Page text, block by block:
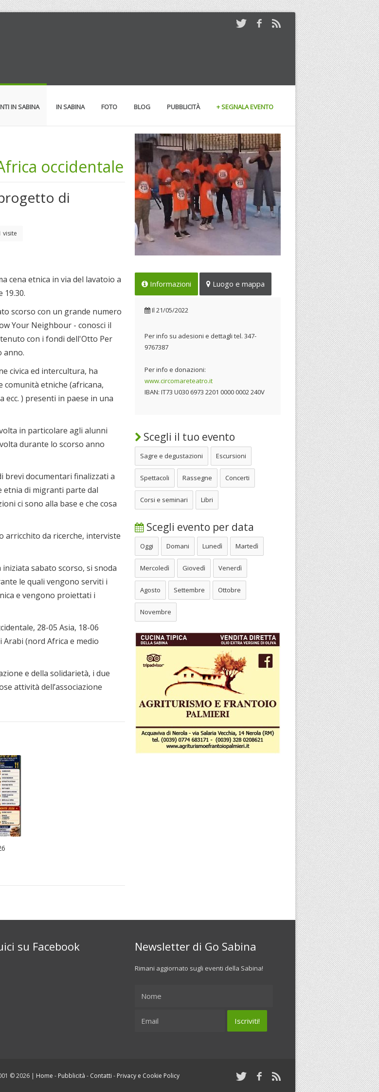
IN SABINA IN SABINA FOTO BLOG PUBBLICITÀ + SEGNALA EVENTO
occidentale
di
visite
Iniziata la seconda fase del
progetto di Circomare
Il 21/05/2022
cena etnica in via del lavatoio a
19.30.
scorso con un grande numero
Your Neighbour - conosci il
con i fondi dell'Otto Per
anno.
civica ed intercultura, ha
comunità etniche (africana,
ecc. ) presenti in paese in una
in particolare agli alunni
durante lo scorso anno
brevi documentari finalizzati a
etnia di migranti parte dal
ci sono alla base e che cosa
arricchito da ricerche, interviste
sabato scorso, si snoda
le quali vengono serviti i
e vengono proiettati i
28-05 Asia, 18-06
Arabi (nord Africa e medio
e della solidarietà, i due
attività dell’associazione
Informazioni Luogo e mappa
Il 21/05/2022
Per info su adesioni e dettagli tel. 347-
9767387
Per info e donazioni:
www.circomareteatro.it
IBAN: IT73 U030 6973 2201 0000 0002 240V
Scegli il tuo evento
Sagre e degustazioni Escursioni
Spettacoli Rassegne Concerti
Corsi e seminari Libri
Scegli evento per data
Oggi Domani Lunedì Martedì
Mercoledì Giovedì Venerdì
Agosto Settembre Ottobre
Novembre
su Facebook Newsletter di Go Sabina
Rimani aggiornato sugli eventi della Sabina!
© 2026 | Home - Pubblicità - Contatti - Privacy e Cookie Policy